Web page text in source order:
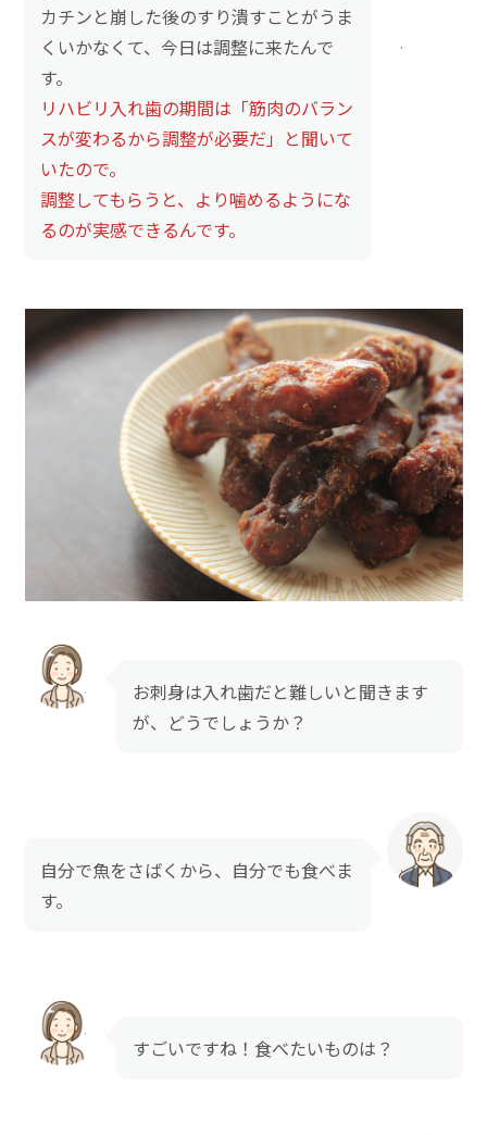
カチンと崩した後のすり潰すことがうま
くいかなくて、今日は調整に来たんで
す。
リハビリ入れ歯の期間は「筋肉のバラン
スが変わるから調整が必要だ」と聞いて
いたので。
調整してもらうと、より噛めるようにな
るのが実感できるんです。
お刺身は入れ歯だと難しいと聞きます
が、どうでしょうか？
自分で魚をさばくから、自分でも食べま
す。
すごいですね！食べたいものは？